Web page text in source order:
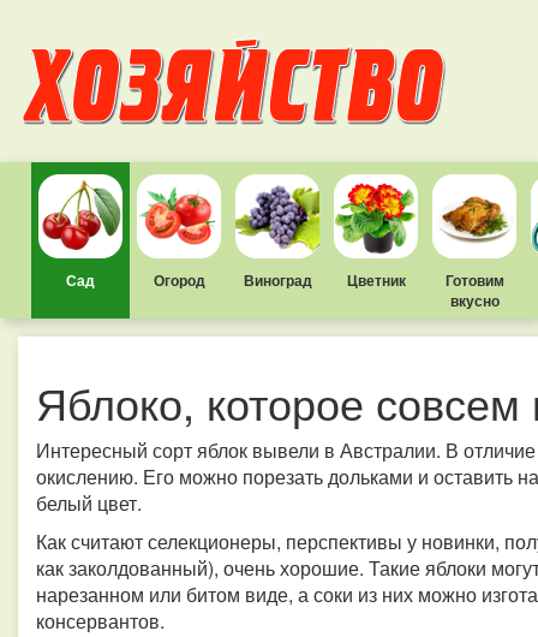
Сад Огород Виноград Цветник
Готовим
вкусно
Яблоко, которое совсем
Интересный сорт яблок вывели в Австралии. В
окислению. Его можно порезать дольками и оставить
белый цвет.
Как считают селекционеры, перспективы у новинки,
как заколдованный), очень хорошие. Такие яблоки
нарезанном или битом виде, а соки из них можно
консервантов.